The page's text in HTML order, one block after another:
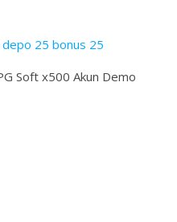
depo 25 bonus 25
Soft x500 Akun Demo